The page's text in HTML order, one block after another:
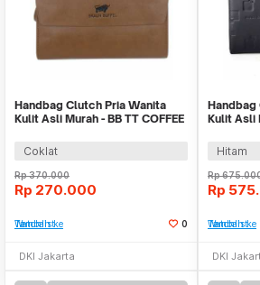
Handbag Clutch Pria Wanita
Kulit Asli Murah - BB TT COFFEE
Coklat
Rp370.000
Rp 270.000
Tambah ke Watchlist 0
DKI Jakarta
Handbag
Kulit Asli
Hitam
Rp
Rp
Tambah ke Watchlist
DKI